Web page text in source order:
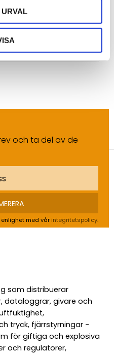
och ta del av de
med vår integritetspolicy.
som distribuerar
dataloggrar, givare och
tryck, fjärrstyrningar -
för giftiga och explosiva
och regulatorer,